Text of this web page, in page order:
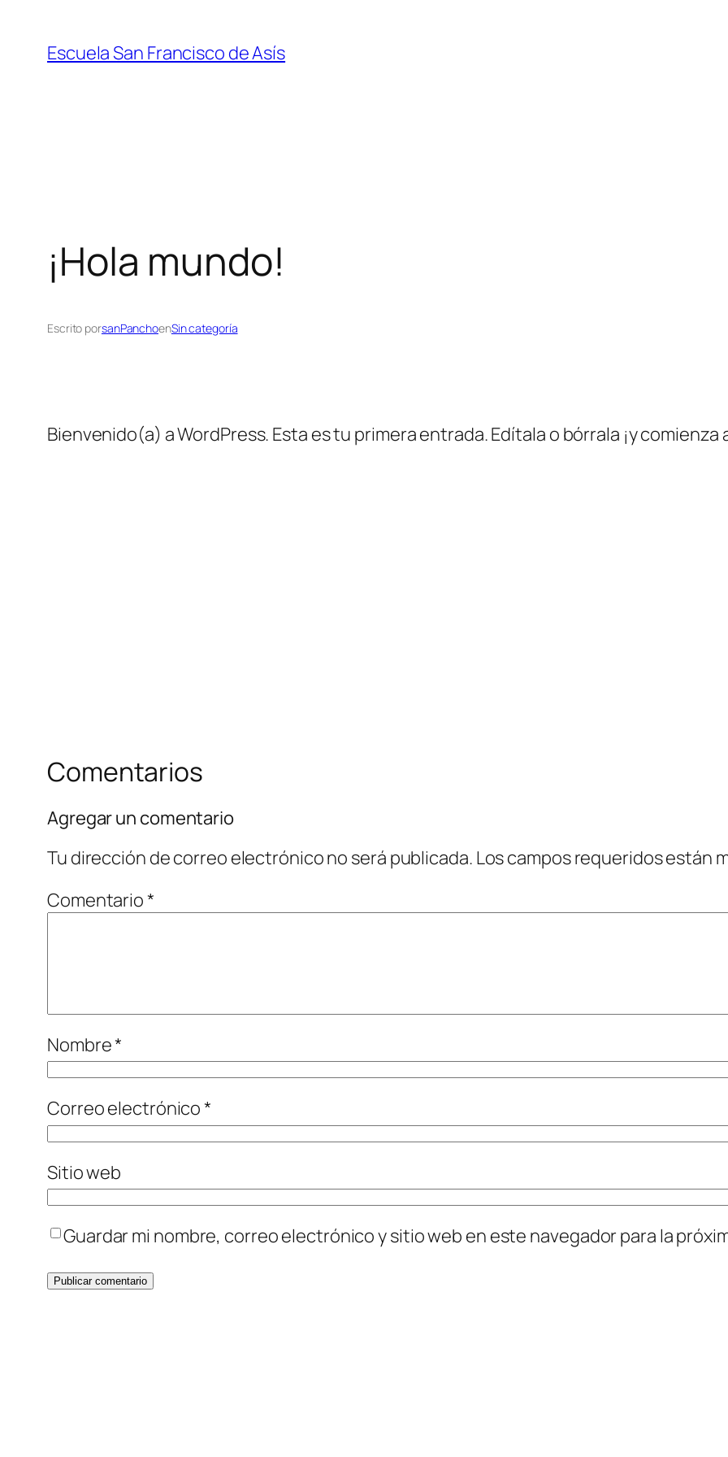
contenido
Escuela San Francisco de Asís
¡Hola mundo!
Escrito porsanPanchoenSin categoría
Bienvenido(a) a WordPress. Esta es tu primera entrada. Edítala o bórrala ¡y comienza
Comentarios
Agregar un comentario
Tu dirección de correo electrónico no será publicada. Los campos requeridos están
Comentario*
Nombre*
Correo electrónico*
Sitio web
Guardar mi nombre, correo electrónico y sitio web en este navegador para la